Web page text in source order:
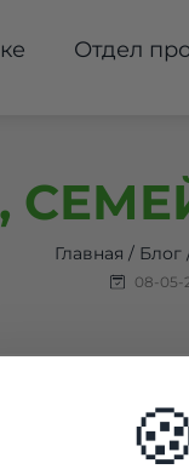
Отдел
Главная / Блог
08-05-